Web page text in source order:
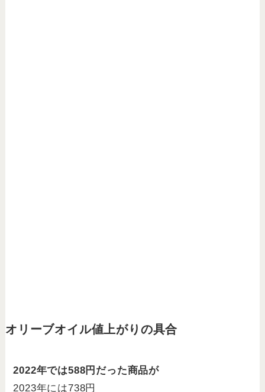
オリーブオイル値上がりの具合
2022年では588円だった商品が
2023年には738円